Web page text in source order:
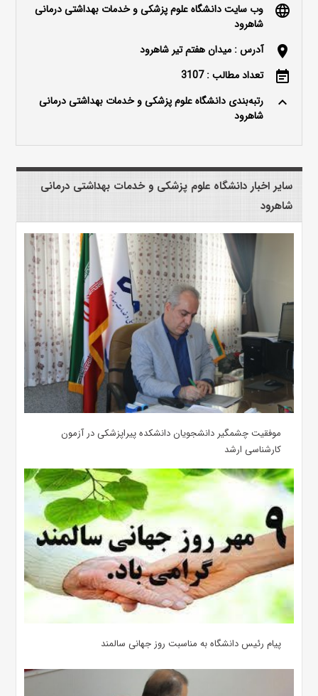
language
وب سایت دانشگاه علوم پزشکی و خدمات بهداشتی درمانی
شاهرود
location_on آدرس : میدان هفتم تیر شاهرود
event_note تعداد مطالب : 3107
keyboard_arrow_up
رتبه‌بندی دانشگاه علوم پزشکی و خدمات بهداشتی درمانی
شاهرود
سایر اخبار دانشگاه علوم پزشکی و خدمات بهداشتی درمانی
شاهرود
موفقیت چشمگیر دانشجویان دانشکده پیراپزشکی در آزمون
کارشناسی ارشد
پیام رئیس دانشگاه به مناسبت روز جهانی سالمند